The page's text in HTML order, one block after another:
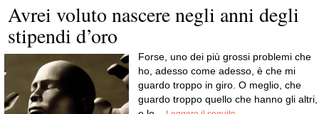
Avrei voluto nascere negli anni degli
stipendi d’oro
Forse, uno dei più grossi problemi che
ho, adesso come adesso, è che mi
guardo troppo in giro. O meglio, che
guardo troppo quello che hanno gli altri,